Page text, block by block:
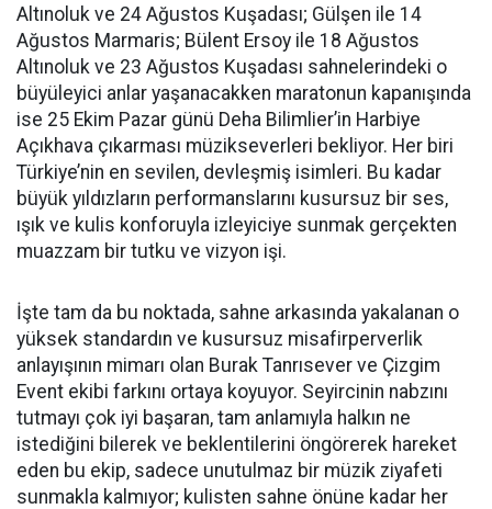
Altınoluk ve 24 Ağustos Kuşadası; Gülşen ile 14
Ağustos Marmaris; Bülent Ersoy ile 18 Ağustos
Altınoluk ve 23 Ağustos Kuşadası sahnelerindeki o
büyüleyici anlar yaşanacakken maratonun kapanışında
ise 25 Ekim Pazar günü Deha Bilimlier’in Harbiye
Açıkhava çıkarması müzikseverleri bekliyor. Her biri
Türkiye’nin en sevilen, devleşmiş isimleri. Bu kadar
büyük yıldızların performanslarını kusursuz bir ses,
ışık ve kulis konforuyla izleyiciye sunmak gerçekten
muazzam bir tutku ve vizyon işi.
İşte tam da bu noktada, sahne arkasında yakalanan o
yüksek standardın ve kusursuz misafirperverlik
anlayışının mimarı olan Burak Tanrısever ve Çizgim
Event ekibi farkını ortaya koyuyor. Seyircinin nabzını
tutmayı çok iyi başaran, tam anlamıyla halkın ne
istediğini bilerek ve beklentilerini öngörerek hareket
eden bu ekip, sadece unutulmaz bir müzik ziyafeti
sunmakla kalmıyor; kulisten sahne önüne kadar her